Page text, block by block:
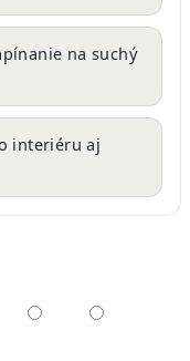
na suchý
interiéru aj